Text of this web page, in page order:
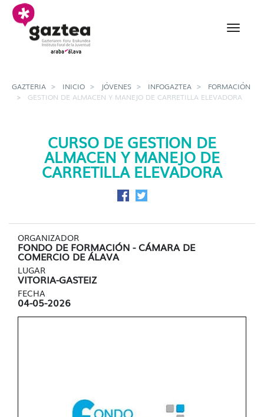
Saltar al contenido principal
Gestion de almacen y
GAZTERIA INICIO JÓVENES INFOGAZTEA
FORMACIÓN
GESTION DE ALMACEN Y MANEJO DE CARRETILLA ELEVADORA
CURSO DE GESTION DE
ALMACEN Y MANEJO DE
CARRETILLA ELEVADORA
Compartir en Facebook
Compartir en Twitter
ORGANIZADOR
FONDO DE FORMACIÓN - CÁMARA DE
COMERCIO DE ÁLAVA
LUGAR
VITORIA-GASTEIZ
FECHA
04-05-2026